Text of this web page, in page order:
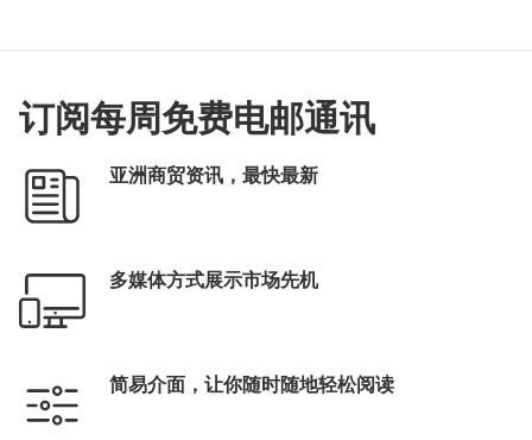
订阅每周免费电邮通讯
亚洲商贸资讯，最快最新
多媒体方式展示市场先机
简易介面，让你随时随地轻松阅读